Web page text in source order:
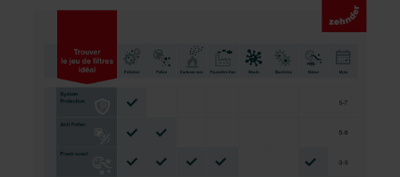
Pour plus de détails, nous vous invitons à prendre
connaissance de notre politique relative aux cookies.